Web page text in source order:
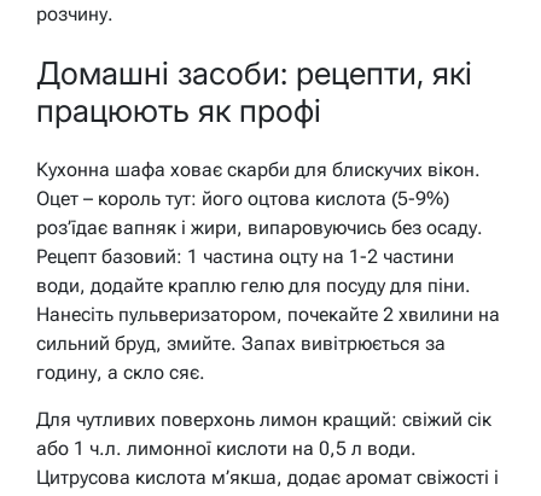
розчину.
Домашні засоби: рецепти, які
працюють як профі
Кухонна шафа ховає скарби для блискучих вікон.
Оцет – король тут: його оцтова кислота (5-9%)
роз’їдає вапняк і жири, випаровуючись без осаду.
Рецепт базовий: 1 частина оцту на 1-2 частини
води, додайте краплю гелю для посуду для піни.
Нанесіть пульверизатором, почекайте 2 хвилини на
сильний бруд, змийте. Запах вивітрюється за
годину, а скло сяє.
Для чутливих поверхонь лимон кращий: свіжий сік
або 1 ч.л. лимонної кислоти на 0,5 л води.
Цитрусова кислота м’якша, додає аромат свіжості і